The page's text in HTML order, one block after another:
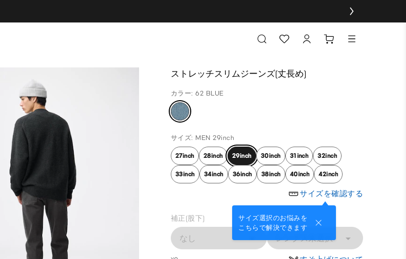
ストレッチスリムジーンズ(丈長め)
カラー: 62 BLUE
サイズ: MEN 29inch
27inch 28inch 29inch 30inch 31inch 32inch
33inch 34inch 36inch 38inch 40inch 42inch
サイズを確認する
サイズ選択のお悩みを
こちらで解決できます
補正(股下)
なし レングス未選択